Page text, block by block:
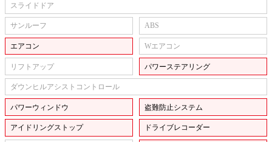
スライドドア
サンルーフ ABS
エアコン Wエアコン
リフトアップ パワーステアリング
ダウンヒルアシストコントロール
パワーウィンドウ 盗難防止システム
アイドリングストップ ドライブレコーダー